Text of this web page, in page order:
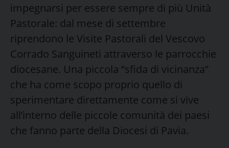
impegnarsi per essere sempre di più Unità
Pastorale: dal mese di settembre
riprendono le Visite Pastorali del Vescovo
Corrado Sanguineti attraverso le parrocchie
diocesane. Una piccola “sfida di vicinanza”
che ha come scopo proprio quello di
sperimentare direttamente come si vive
all’interno delle piccole comunità dei paesi
che fanno parte della Diocesi di Pavia.